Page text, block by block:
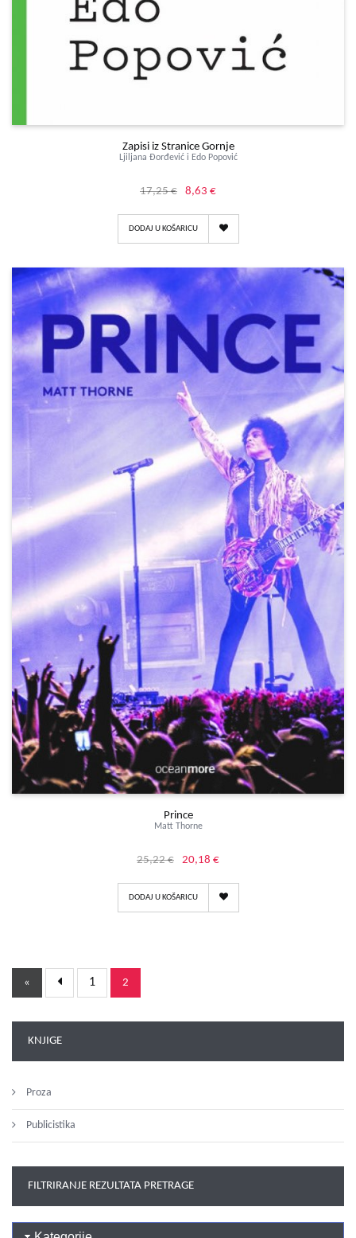
Zapisi iz Stranice Gornje
Ljiljana Đorđević i Edo Popović
17,25 € 8,63 €
DODAJ U KOŠARICU
Prince
Matt Thorne
25,22 € 20,18 €
DODAJ U KOŠARICU
« 1 2
KNJIGE
Proza
Publicistika
FILTRIRANJE REZULTATA PRETRAGE